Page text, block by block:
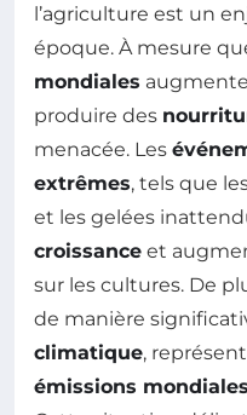
l’agriculture est un
époque. À mesure
mondiales
produire des
menacée. Les
extrêmes, tels que
et les gelées
croissance et
sur les cultures. De
de manière
climatique,
émissions